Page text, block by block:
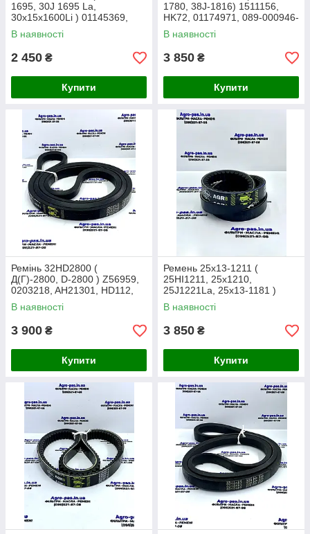
1695, 30J 1695 La,
30x15x1600Li ) 01145369,
1560239, HJ68 ( Gates )
В наявності
2 450 ₴
Купити
1780, 38J-1816) 1511156,
HK72, 01174971, 089-000946-
1.533, 230075, 80230075,
01141637
В наявності
3 850 ₴
Купити
Ремінь 32HD2800 (
Д(Г)-2800, D-2800 ) Z56959,
0203218, AH21301, HD112,
AG17040W, AP1001089 (
Gates )
В наявності
3 900 ₴
Купити
Ремень 25х13-1211 (
25HI1211, 25x1210,
25J1221La, 25х13-1181 )
0209107, HI48, Z36813,
834112M2, AP1001397
В наявності
3 850 ₴
Купити